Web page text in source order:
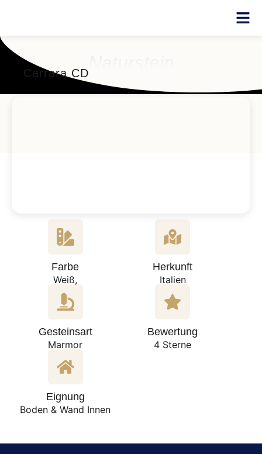
Carrara CD
Farbe
Weiß,
Herkunft
Italien
Gesteinsart
Marmor
Bewertung
4 Sterne
Eignung
Boden & Wand Innen